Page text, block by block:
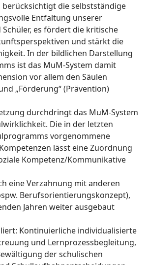
berücksichtigt die selbstständige
Entfaltung unserer
es fördert die kritische
und stärkt die
In der bildlichen Darstellung
ist das MuM-System damit
vor allem den Säulen
„Förderung“ (Prävention)
durchdringt das MuM-System
Die in der letzten
vorgenommene
lässt eine Zuordnung
Kompetenz/Kommunikative
eine Verzahnung mit anderen
Berufsorientierungskonzept),
Jahren weiter ausgebaut
Kontinuierliche individualisierte
und Lernprozessbegleitung,
der schulischen